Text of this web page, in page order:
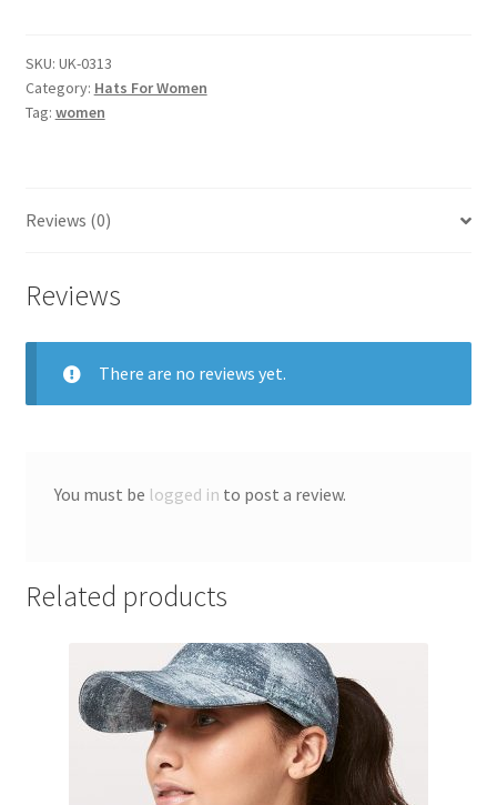
SKU: UK-0313
Category: Hats For Women
Tag: women
Reviews (0)
Reviews
There are no reviews yet.
You must be logged in to post a review.
Related products